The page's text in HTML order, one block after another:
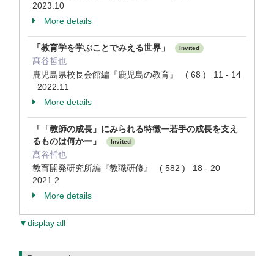
2023.10
More details
「教育学を学ぶことでみえる世界」 Invited
髙谷哲也
鹿児島県校長会館編『鹿児島の教育』 ( 68 ) 11 - 14
2022.11
More details
「「教師の成長」にみられる特徴ー若手の成長を支え
るものは何かー」
Invited
髙谷哲也
教育開発研究所編『教職研修』 ( 582 ) 18 - 20
2021.2
More details
▼display all